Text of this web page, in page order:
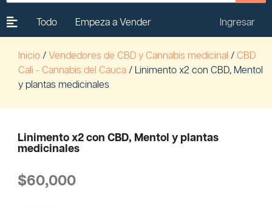
Todo Empeza a Vender Ingresar
Inicio / Vendedores de CBD y Cannabis medicinal / CBD
Cali - Cannabis del Cauca / Linimento x2 con CBD, Mentol
y plantas medicinales
Linimento x2 con CBD, Mentol y plantas
medicinales
$60,000